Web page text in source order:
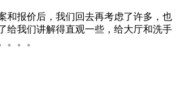
和报价后，我们回去再考虑了许多，也
给我们讲解得直观一些，给大厅和洗手
。。。